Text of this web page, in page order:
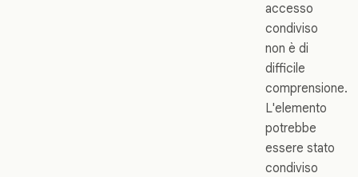
accesso
condiviso
non è di
difficile
comprensione.
L'elemento
potrebbe
essere stato
condiviso